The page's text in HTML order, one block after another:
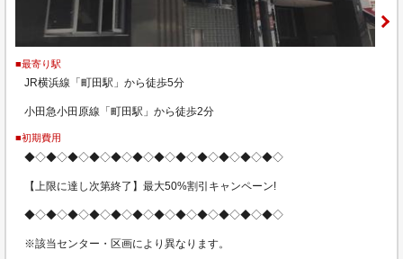
■最寄り駅
JR横浜線「町田駅」から徒歩5分
小田急小田原線「町田駅」から徒歩2分
■初期費用
◆◇◆◇◆◇◆◇◆◇◆◇◆◇◆◇◆◇◆◇◆◇◆◇
【上限に達し次第終了】最大50%割引キャンペーン!
◆◇◆◇◆◇◆◇◆◇◆◇◆◇◆◇◆◇◆◇◆◇◆◇
※該当センター・区画により異なります。